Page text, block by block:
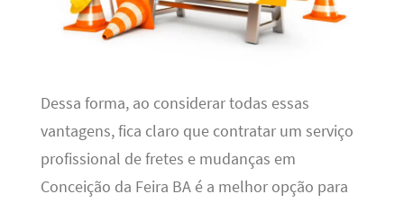
Dessa forma, ao considerar todas essas
vantagens, fica claro que contratar um serviço
profissional de fretes e mudanças em
Conceição da Feira BA é a melhor opção para